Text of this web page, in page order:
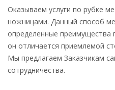
Оказываем услуги по рубке
ножницами. Данный способ
определенные преимущества
он отличается приемлемой
Мы предлагаем Заказчикам
сотрудничества.